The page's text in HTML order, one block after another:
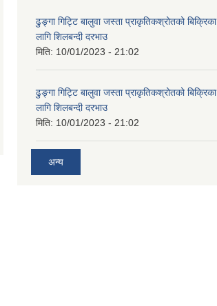
ढुङ्गा गिट्टि बालुवा जस्ता प्राकृतिकश्रोतको बिक्रिका
लागि शिलबन्दी दरभाउ
मिति: 10/01/2023 - 21:02
ढुङ्गा गिट्टि बालुवा जस्ता प्राकृतिकश्रोतको बिक्रिका
लागि शिलबन्दी दरभाउ
मिति: 10/01/2023 - 21:02
अन्य